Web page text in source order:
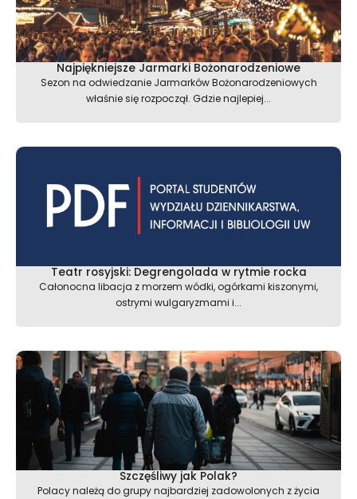
Najpiękniejsze Jarmarki Bożonarodzeniowe
Sezon na odwiedzanie Jarmarków Bożonarodzeniowych
właśnie się rozpoczął. Gdzie najlepiej...
Teatr rosyjski: Degrengolada w rytmie rocka
Całonocna libacja z morzem wódki, ogórkami kiszonymi,
ostrymi wulgaryzmami i...
Szczęśliwy jak Polak?
Polacy należą do grupy najbardziej zadowolonych z życia